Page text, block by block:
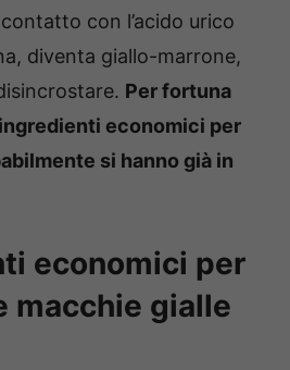
con l’acido urico
diventa giallo-marrone,
Per fortuna
economici per
si hanno già in
economici per
macchie gialle